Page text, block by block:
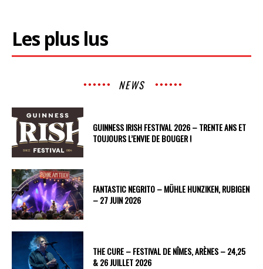
Les plus lus
NEWS
GUINNESS IRISH FESTIVAL 2026 – TRENTE ANS ET
TOUJOURS L’ENVIE DE BOUGER !
FANTASTIC NEGRITO – MÜHLE HUNZIKEN, RUBIGEN
– 27 JUIN 2026
THE CURE – FESTIVAL DE NÎMES, ARÈNES – 24,25
& 26 JUILLET 2026